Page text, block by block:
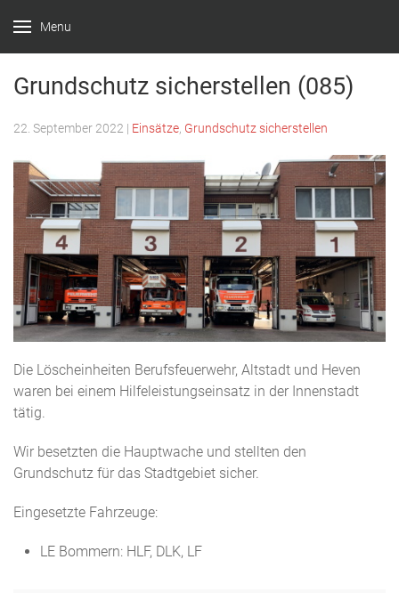
Menu
Witten –
Löscheinheit
Bommern
Grundschutz sicherstellen (085)
22. September 2022 | Einsätze Grundschutz sicherstellen
Die Löscheinheiten Berufsfeuerwehr, Altstadt und Heven
waren bei einem Hilfeleistungseinsatz in der Innenstadt
tätig.
Wir besetzten die Hauptwache und stellten den
Grundschutz für das Stadtgebiet sicher.
Eingesetzte Fahrzeuge:
LE Bommern: HLF, DLK, LF